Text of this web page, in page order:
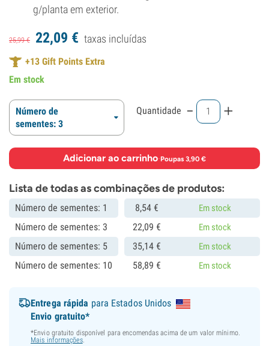
g/planta em exterior.
25,99€ 22,09 € taxas incluídas
+13 Gift Points Extra
Em stock
Número de
sementes: 3
Quantidade - +
Adicionar ao carrinho·Poupas 3,90 €
Lista de todas as combinações de produtos:
Número de sementes: 1 8,54 € Em stock
Número de sementes: 3 22,09 € Em stock
Número de sementes: 5 35,14 € Em stock
Número de sementes: 10 58,89 € Em stock
Entrega rápida para Estados Unidos
Envio gratuito*
*Envio gratuito disponível para encomendas acima de um valor mínimo.
Mais informações.